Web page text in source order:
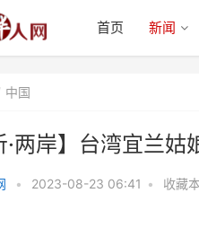
首页 新闻
中国
·两岸】台湾宜兰
• 2023-08-23 06:41 • 收藏